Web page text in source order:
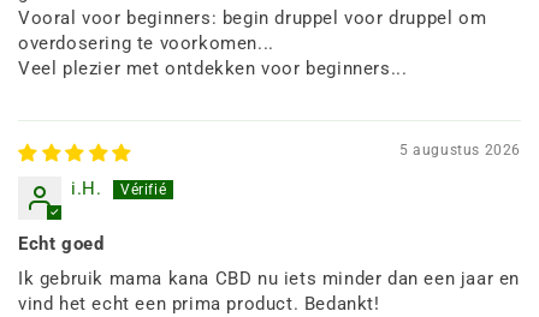
Vooral voor beginners: begin druppel voor druppel om
overdosering te voorkomen...
Veel plezier met ontdekken voor beginners...
5 augustus 2026
i.H.
Echt goed
Ik gebruik mama kana CBD nu iets minder dan een jaar en
vind het echt een prima product. Bedankt!